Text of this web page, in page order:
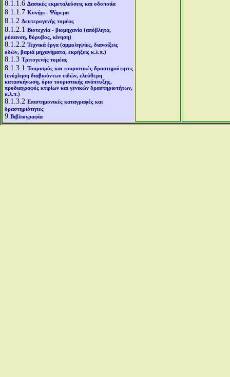
8.1.1.6 Δασικές εκμεταλεύσεις και οδοποιία
8.1.1.7 Κυνήγι - Ψάρεμα
8.1.2 Δευτερογενής τομέας
8.1.2.1 Βιοτεχνία - βιομηχανία (απόβλητα,
ρύπανση, θόρυβος, κίνηση)
8.1.2.2 Τεχνικά έργα (αμμοληψίες, διανοίξεις
οδών, βαριά μηχανήματα, εκρήξεις κ.λ.π.)
8.1.3 Τριτογενής τομέας
8.1.3.1 Τουρισμός και τουριστικές δραστηριότητες
(ενόχληση διαβιούντων ειδών, ελεύθερη
κατασκήνωση, όριο τουριστικής ανάπτυξης,
προδιαγραφές κτιρίων και γενικών δραστηριοτήτων,
κ.λ.π.)
8.1.3.2 Επιστημονικές καταγραφές και
δραστηριότητες
9 Βιβλιογραφία